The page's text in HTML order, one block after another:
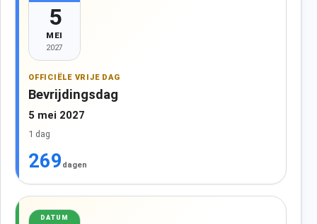
5
MEI
2027
OFFICIËLE VRIJE DAG
Bevrijdingsdag
5 mei 2027
1 dag
269 dagen
DATUM